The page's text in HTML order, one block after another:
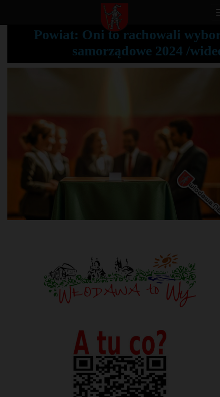
Powiat: Oni to rachowali
samorządowe 2024 /